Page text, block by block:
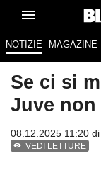
NOTIZIE MAGAZINE
Se ci si
Juve
08.12.2025 11:20 di
VEDI LETTURE